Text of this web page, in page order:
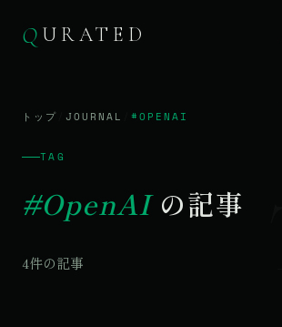
Q URATED
QURATED
トップ JOURNAL #OPENAI
TAG
#OpenAIの記事
4件の記事